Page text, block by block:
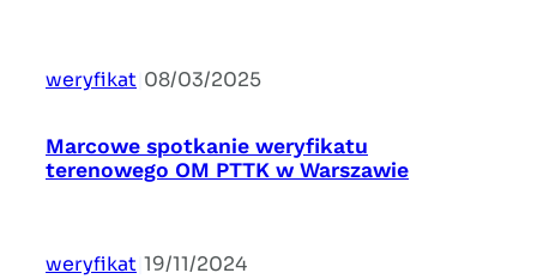
weryfikat 08/03/2025
Marcowe spotkanie weryfikatu
terenowego OM PTTK w Warszawie
weryfikat 19/11/2024